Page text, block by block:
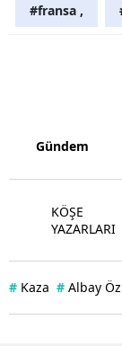
#fransa ,
Gündem
KÖŞE
YAZARLARI
# Kaza # Albay